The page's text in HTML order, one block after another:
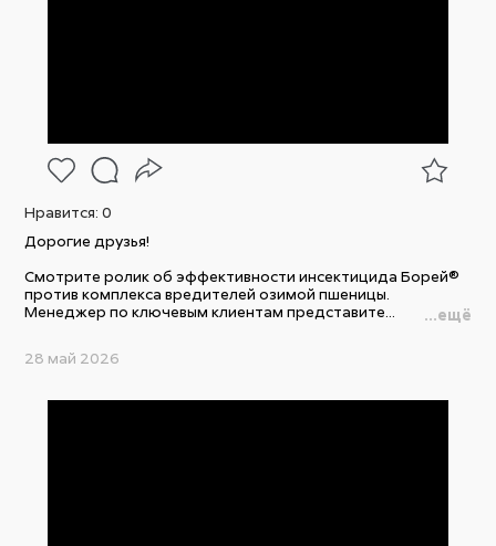
Нравится:0
Дорогие друзья!
Смотрите ролик об эффективности инсектицида Борей®
против комплекса вредителей озимой пшеницы.
Менеджер по ключевым клиентам представите...
...ещё
28 май 2026